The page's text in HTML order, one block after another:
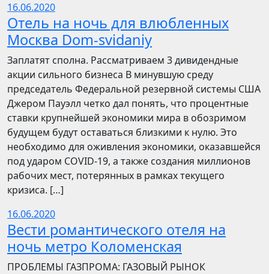
16.06.2020
Отель на ночь для влюбленных
Москва Dom-svidaniy
Заплатят сполна. Рассматриваем 3 дивидендные
акции сильного бизнеса В минувшую среду
председатель Федеральной резервной системы США
Джером Пауэлл четко дал понять, что процентные
ставки крупнейшей экономики мира в обозримом
будущем будут оставаться близкими к нулю. Это
необходимо для оживления экономики, оказавшейся
под ударом COVID-19, а также создания миллионов
рабочих мест, потерянных в рамках текущего
кризиса. […]
16.06.2020
Вести романтического отеля на
ночь метро Коломенская
ПРОБЛЕМЫ ГАЗПРОМА: ГАЗОВЫЙ РЫНОК